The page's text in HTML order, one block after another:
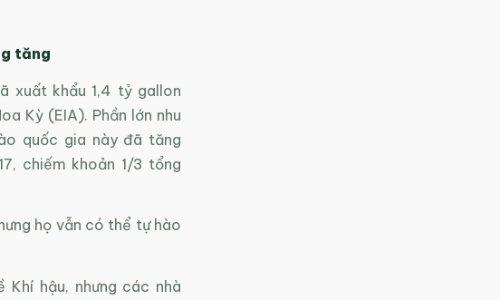
tăng
xuất khẩu 1,4 tỷ gallon
Kỳ (EIA). Phần lớn nhu
quốc gia này đã tăng
chiếm khoản 1/3 tổng
họ vẫn có thể tự hào
hậu, nhưng các nhà